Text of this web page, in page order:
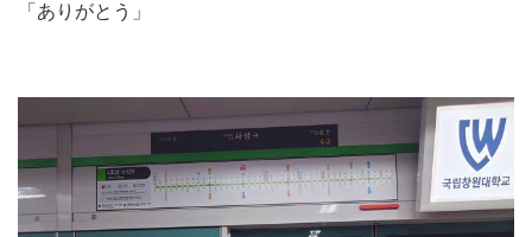
「ありがとう」